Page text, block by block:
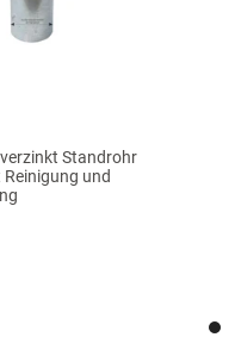
Standrohr
und